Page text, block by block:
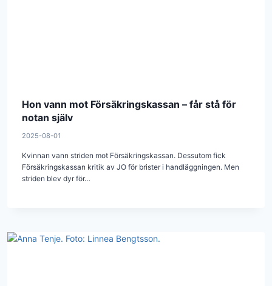
Hon vann mot Försäkringskassan – får stå för
notan själv
2025-08-01
Kvinnan vann striden mot Försäkringskassan. Dessutom fick
Försäkringskassan kritik av JO för brister i handläggningen. Men
striden blev dyr för…